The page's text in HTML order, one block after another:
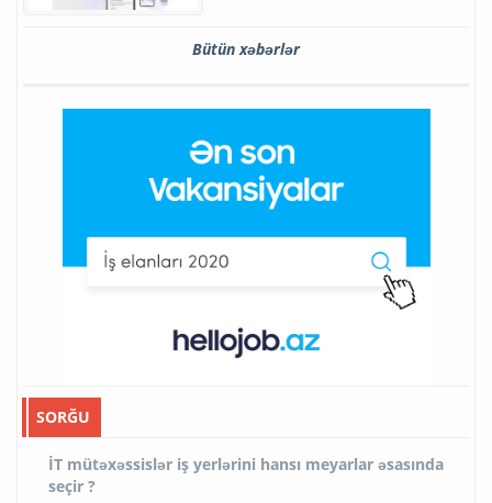
Bütün xəbərlər
SORĞU
İT mütəxəssislər iş yerlərini hansı meyarlar əsasında
seçir ?